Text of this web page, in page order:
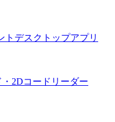
トデスクトップアプリ
・2Dコードリーダー